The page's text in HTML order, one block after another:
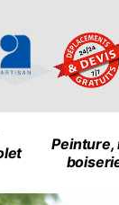
Peinture,